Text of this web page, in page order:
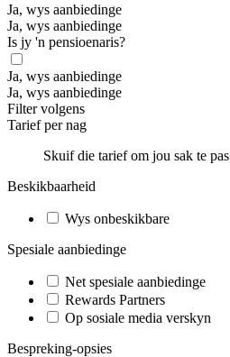
Ja, wys aanbiedinge
Ja, wys aanbiedinge
Is jy 'n pensioenaris?
Ja, wys aanbiedinge
Ja, wys aanbiedinge
Filter volgens
Tarief per nag
Skuif die tarief om jou sak te pas
Beskikbaarheid
Wys onbeskikbare
Spesiale aanbiedinge
Net spesiale aanbiedinge
Rewards Partners
Op sosiale media verskyn
Bespreking-opsies